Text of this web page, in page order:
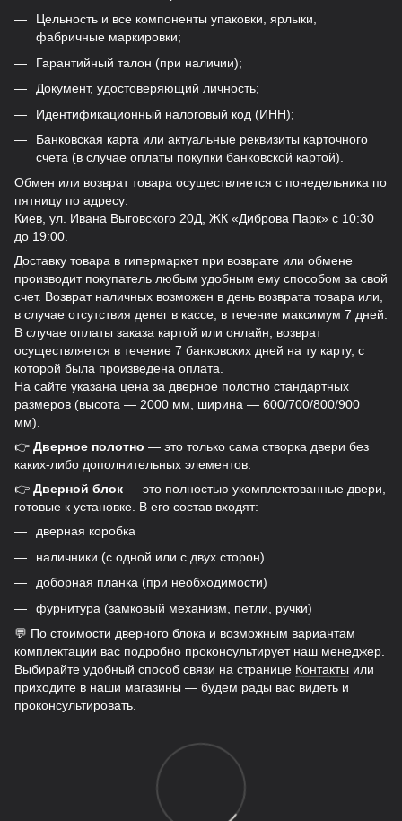
Цельность и все компоненты упаковки, ярлыки,
фабричные маркировки;
Гарантийный талон (при наличии);
Документ, удостоверяющий личность;
Идентификационный налоговый код (ИНН);
Банковская карта или актуальные реквизиты карточного
счета (в случае оплаты покупки банковской картой).
Обмен или возврат товара осуществляется с понедельника по
пятницу по адресу:
Киев, ул. Ивана Выговского 20Д, ЖК «Диброва Парк» с 10:30
до 19:00.
Доставку товара в гипермаркет при возврате или обмене
производит покупатель любым удобным ему способом за свой
счет. Возврат наличных возможен в день возврата товара или,
в случае отсутствия денег в кассе, в течение максимум 7 дней.
В случае оплаты заказа картой или онлайн, возврат
осуществляется в течение 7 банковских дней на ту карту, с
которой была произведена оплата.
На сайте указана цена за дверное полотно стандартных
размеров (высота — 2000 мм, ширина — 600/700/800/900
мм).
👉 Дверное полотно — это только сама створка двери без
каких-либо дополнительных элементов.
👉 Дверной блок — это полностью укомплектованные двери,
готовые к установке. В его состав входят:
дверная коробка
наличники (с одной или с двух сторон)
доборная планка (при необходимости)
фурнитура (замковый механизм, петли, ручки)
💬 По стоимости дверного блока и возможным вариантам
комплектации вас подробно проконсультирует наш менеджер.
Выбирайте удобный способ связи на странице Контакты или
приходите в наши магазины — будем рады вас видеть и
проконсультировать.